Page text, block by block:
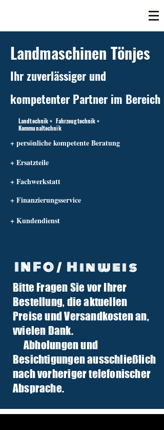
Landmaschinen Tönjes
Ihr zuverlässiger und
kompetenter Partner im Bereich
Landtechnik + Fahrzeugtechnik +
Kommunaltechnik
+ persönliche kompetente Beratung
+ Ersatzteile
+ Fachwerkstatt
+ Finanzierungsservice
+ Kundendienst
info@tuber-traktor.de
+49 (0) 4406-9568797
INFO/ Hinweis
Bitte Fragen Sie vor Ihrer
Bestellung, die aktuellen
Preise und Versandkosten an,
vvielen Dank.
Abholungen und
Besichtigungen ausschließlich
nach vorheriger telefonischer
Absprache.